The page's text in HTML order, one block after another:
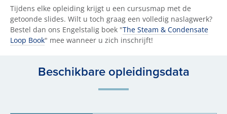
Tijdens elke opleiding krijgt u een cursusmap met de
getoonde slides. Wilt u toch graag een volledig naslagwerk?
Bestel dan ons Engelstalig boek "The Steam & Condensate
Loop Book" mee wanneer u zich inschrijft!
Beschikbare opleidingsdata